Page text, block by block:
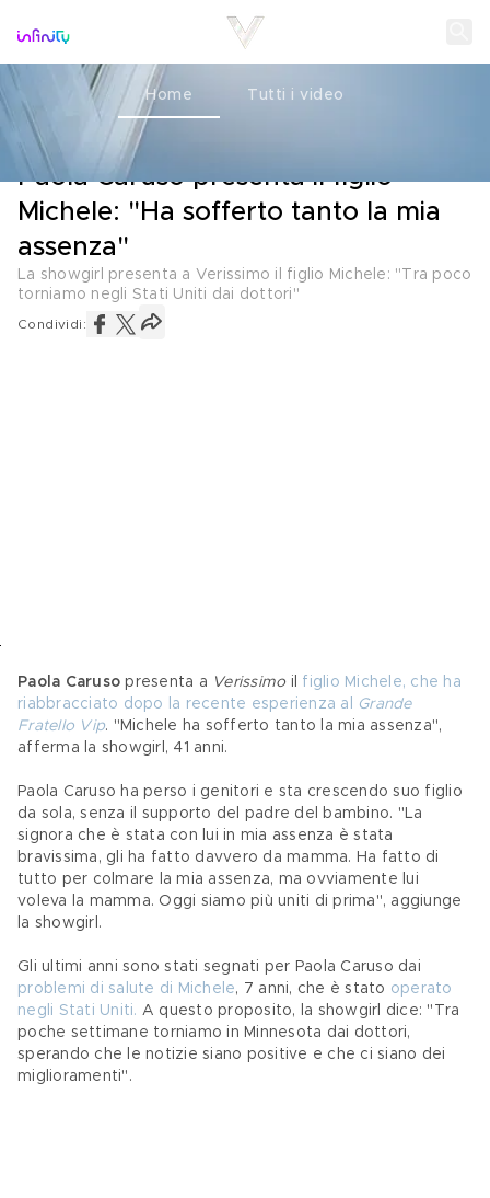
Home Tutti i video
L'INTERVISTA
Paola Caruso presenta il figlio
Michele: "Ha sofferto tanto la mia
assenza"
La showgirl presenta a Verissimo il figlio Michele: "Tra poco
torniamo negli Stati Uniti dai dottori"
Condividi:
Paola Caruso presenta a Verissimo il figlio Michele, che ha
riabbracciato dopo la recente esperienza al
Grande
Fratello Vip. "Michele ha sofferto tanto la mia assenza",
afferma la showgirl, 41 anni.
Paola Caruso ha perso i genitori e sta crescendo suo figlio
da sola, senza il supporto del padre del bambino. "La
signora che è stata con lui in mia assenza è stata
bravissima, gli ha fatto davvero da mamma. Ha fatto di
tutto per colmare la mia assenza, ma ovviamente lui
voleva la mamma. Oggi siamo più uniti di prima", aggiunge
la showgirl.
Gli ultimi anni sono stati segnati per Paola Caruso dai
problemi di salute di Michele, 7 anni, che è stato operato
negli Stati Uniti. A questo proposito, la showgirl dice: "Tra
poche settimane torniamo in Minnesota dai dottori,
sperando che le notizie siano positive e che ci siano dei
miglioramenti".